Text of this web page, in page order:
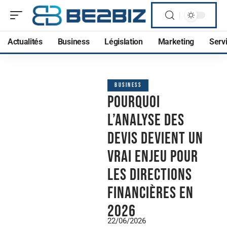
Actualités Business Législation Marketing
BUSINESS
Pourquoi
l’analyse des
devis devient un
vrai enjeu pour
les directions
financières en
2026
22/06/2026